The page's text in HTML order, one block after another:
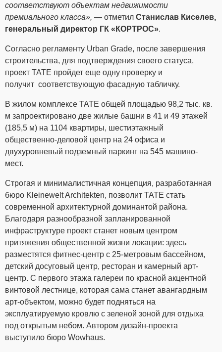
соответствуют объектам недвижимости
премиального класса», — отметил Станислав Киселев,
генеральный директор ГК «КОРТРОС».
Согласно регламенту Urban Grade, после завершения
строительства, для подтверждения своего статуса,
проект ТАТЕ пройдет еще одну проверку и
получит соответствующую фасадную табличку.
В жилом комплексе ТАТЕ общей площадью 98,2 тыс. кв.
м запроектировано две жилые башни в 41 и 49 этажей
(185,5 м) на 1104 квартиры, шестиэтажный
общественно-деловой центр на 24 офиса и
двухуровневый подземный паркинг на 545 машино-
мест.
Строгая и минималистичная концепция, разработанная
бюро Kleinewelt Architekten, позволит ТАТЕ стать
современной архитектурной доминантой района.
Благодаря разнообразной запланированной
инфраструктуре проект станет новым центром
притяжения общественной жизни локации: здесь
разместятся фитнес-центр с 25-метровым бассейном,
детский досуговый центр, ресторан и камерный арт-
центр. С первого этажа галереи по красной акцентной
винтовой лестнице, которая сама станет авангардным
арт-объектом, можно будет подняться на
эксплуатируемую кровлю с зеленой зоной для отдыха
под открытым небом. Автором дизайн-проекта
выступило бюро Wowhaus.